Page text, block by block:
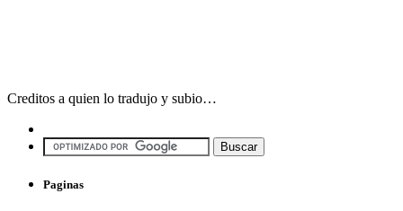
Creditos a quien lo tradujo y subio…
Paginas